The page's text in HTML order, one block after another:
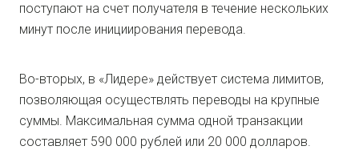
поступают на счет получателя в течение нескольких
минут после инициирования перевода.
Во-вторых, в «Лидере» действует система лимитов,
позволяющая осуществлять переводы на крупные
суммы. Максимальная сумма одной транзакции
составляет 590 000 рублей или 20 000 долларов.